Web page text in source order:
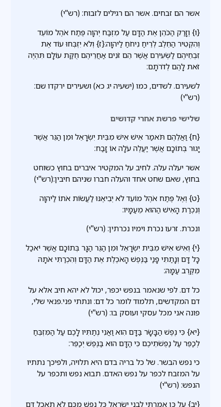
אשר הם זבחים. אשר הם רגילים לזבוח: (רש"י)
{ו} וְזָרַק הַכֹּהֵן אֶת הַדָּם עַל מִזְבַּח יְהוָה פֶּתַח אֹהֶל מוֹעֵד
וְהִקְטִיר הַחֵלֶב לְרֵיחַ נִיחֹחַ לַיהוָה:{ז} וְלֹא יִזְבְּחוּ עוֹד אֶת
זִבְחֵיהֶם לַשְּׂעִירִם אֲשֶׁר הֵם זֹנִים אַחֲרֵיהֶם חֻקַּת עוֹלָם תִּהְיֶה
זֹּאת לָהֶם לְדֹרֹתָם:
לשעירם. לשדים, כמו (ישעיה יג כא) ושעירים ירקדו שם:
(רש"י)
שלישי פרשת אחרי קדושים
{ח} וַאֲלֵהֶם תֹּאמַר אִישׁ אִישׁ מִבֵּית יִשְׂרָאֵל וּמִן הַגֵּר אֲשֶׁר
יָגוּר בְּתוֹכָם אֲשֶׁר יַעֲלֶה עֹלָה אוֹ זָבַח:
אשר יעלה עלה. לחיב על המקטיר איברים בחוץ כשוחט
בחוץ, שאם שחט אחד והעלה חברו שניהם חיבין:(רש"י)
{ט} וְאֶל פֶּתַח אֹהֶל מוֹעֵד לֹא יְבִיאֶנּוּ לַעֲשׂוֹת אֹתוֹ לַיהוָה
וְנִכְרַת הָאִישׁ הַהוּא מֵעַמָּיו:
ונכרת. זרעו נכרת וימיו נכרתין: (רש"י)
{י} וְאִישׁ אִישׁ מִבֵּית יִשְׂרָאֵל וּמִן הַגֵּר הַגָּר בְּתוֹכָם אֲשֶׁר יֹאכַל
כָּל דָּם וְנָתַתִּי פָנַי בַּנֶּפֶשׁ הָאֹכֶלֶת אֶת הַדָּם וְהִכְרַתִּי אֹתָהּ
מִקֶּרֶב עַמָּהּ:
כל דם. לפי שנאמר בנפש יכפר, יכול לא יהא חיב אלא על
דם המקדשים, תלמוד לומר כל דם: ונתתי פני.פנאי שלי,
פונה אני מכל עסקי ועוסק בו: (רש"י)
{יא} כִּי נֶפֶשׁ הַבָּשָׂר בַּדָּם הִוא וַאֲנִי נְתַתִּיו לָכֶם עַל הַמִּזְבֵּחַ
לְכַפֵּר עַל נַפְשֹׁתֵיכֶם כִּי הַדָּם הוּא בַּנֶּפֶשׁ יְכַפֵּר:
כי נפש הבשר. של כל בריה בדם היא תלויה, ולפיכך נתתיו
על המזבח לכפר על נפש האדם. תבוא נפש ותכפר על
הנפש: (רש"י)
{יב} עַל כֵּן אָמַרְתִּי לִבְנֵי יִשְׂרָאֵל כָּל נֶפֶשׁ מִכֶּם לֹא תֹאכַל דָּם